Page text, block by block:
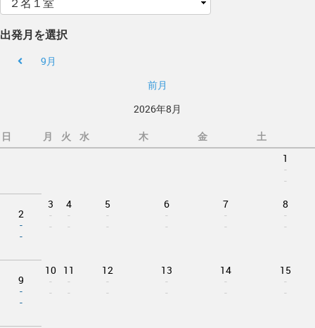
出発月を選択
9月
前月
2026年8月
日 月 火 水 木 金
土
1
-
-
2
-
-
3
-
-
4
-
-
5
-
-
6
-
-
7
-
-
8
-
-
9
-
-
10
-
-
11
-
-
12
-
-
13
-
-
14
-
-
15
-
-